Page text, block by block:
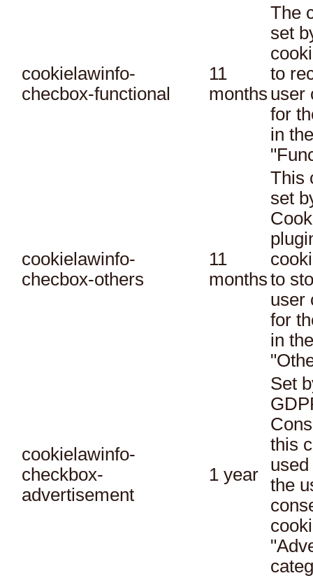
cookielawinfo-
checbox-functional
11
months
The
set
to
user
for
in
cookielawinfo-
checbox-others
11
months
This
set
to
user
for
in
cookielawinfo-
checkbox-
advertisement
1 year
Set
this
the